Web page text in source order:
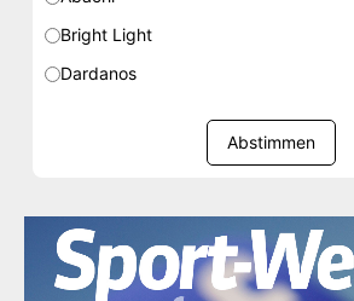
Bright Light
Dardanos
Abstimmen